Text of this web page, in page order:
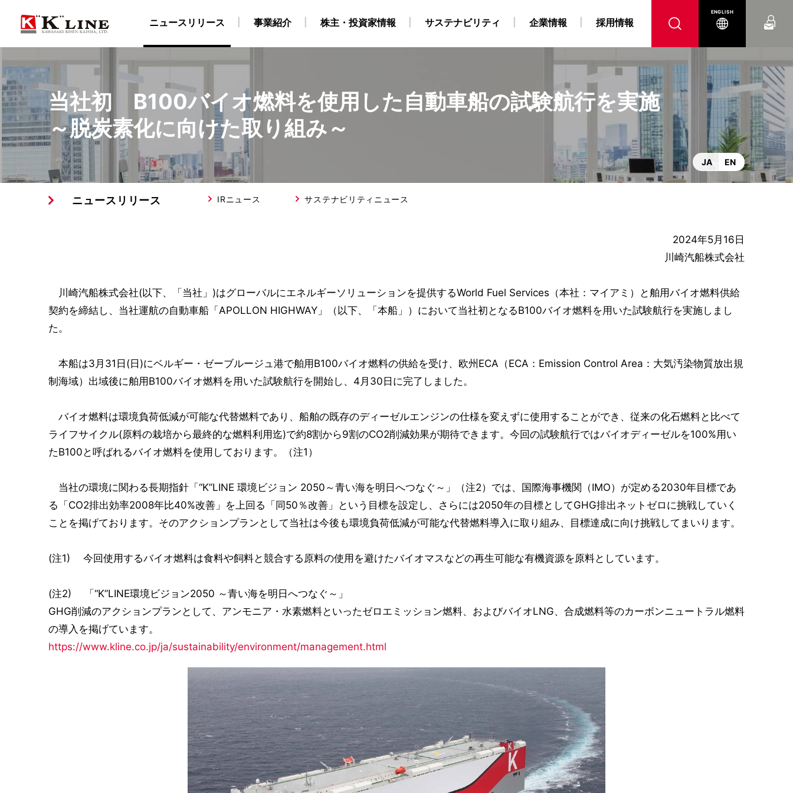
当社初 B100バイオ燃料を使用した自動車船の試験航行を実施
～脱炭素化に向けた取り組み～
JA EN
ニュースリリース IRニュース サステナビリティニュース
2024年5月16日
川崎汽船株式会社
川崎汽船株式会社(以下、「当社」)はグローバルにエネルギーソリューションを提供するWorld Fuel Services（本社：マイアミ）と舶用バイオ燃料供給
契約を締結し、当社運航の自動車船「APOLLON HIGHWAY」（以下、「本船」）において当社初となるB100バイオ燃料を用いた試験航行を実施しまし
た。
本船は3月31日(日)にベルギー・ゼーブルージュ港で舶用B100バイオ燃料の供給を受け、欧州ECA（ECA：Emission Control Area：大気汚染物質放出規
制海域）出域後に舶用B100バイオ燃料を用いた試験航行を開始し、4月30日に完了しました。
バイオ燃料は環境負荷低減が可能な代替燃料であり、船舶の既存のディーゼルエンジンの仕様を変えずに使用することができ、従来の化石燃料と比べて
ライフサイクル(原料の栽培から最終的な燃料利用迄)で約8割から9割のCO2削減効果が期待できます。今回の試験航行ではバイオディーゼルを100%用い
たB100と呼ばれるバイオ燃料を使用しております。（注1）
当社の環境に関わる長期指針「“K”LINE 環境ビジョン 2050～青い海を明日へつなぐ～」（注2）では、国際海事機関（IMO）が定める2030年目標であ
る「CO2排出効率2008年比40%改善」を上回る「同50％改善」という目標を設定し、さらには2050年の目標としてGHG排出ネットゼロに挑戦していく
ことを掲げております。そのアクションプランとして当社は今後も環境負荷低減が可能な代替燃料導入に取り組み、目標達成に向け挑戦してまいります。
(注1) 今回使用するバイオ燃料は食料や飼料と競合する原料の使用を避けたバイオマスなどの再生可能な有機資源を原料としています。
(注2) 「“K”LINE環境ビジョン2050 ～青い海を明日へつなぐ～」
GHG削減のアクションプランとして、アンモニア・水素燃料といったゼロエミッション燃料、およびバイオLNG、合成燃料等のカーボンニュートラル燃料
の導入を掲げています。
https://www.kline.co.jp/ja/sustainability/environment/management.html
ニュースリリース
事業紹介
ドライバルク船事業 自動車船事業 LNG船事業 CCS事業
コンテナ船事業
物流事業
ターミナル事業 ISO9001認証取得について 動画
事業紹介
株主・投資家情報
経営方針 IRライブラリ 財務・業績データ 株式・株主情報
電子公告
免責事項
IRメール配信サービス
株主・投資家情報
サステナビリティ
社長メッセージ “K” LINEグループのサステナビリティ経営
サステナビリティレポート/ESGデータブック
ESGデータ 対照表・インデックス DX戦略
サステナビリティ
企業情報
企業理念 社長ごあいさつ 会社概要 所在地 グループ会社・海外拠点 “K” LINE With
企業情報
採用情報
陸上職・海上職 新卒採用情報（船員教育機関学生・自社養成コース）
川崎汽船グループ 採用情報
陸上職 キャリア採用情報
採用情報
ENGLISH